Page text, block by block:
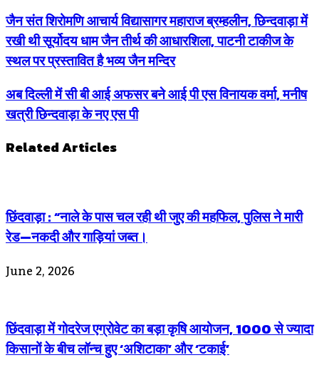
जैन संत शिरोमणि आचार्य विद्यासागर महाराज ब्रम्हलीन, छिन्दवाड़ा में
रखी थी सूर्योदय धाम जैन तीर्थ की आधारशिला, पाटनी टाकीज के
स्थल पर प्रस्तावित है भव्य जैन मन्दिर
अब दिल्ली में सी बी आई अफसर बने आई पी एस विनायक वर्मा, मनीष
खत्री छिन्दवाड़ा के नए एस पी
Related Articles
छिंदवाड़ा : “नाले के पास चल रही थी जुए की महफिल, पुलिस ने मारी
रेड—नकदी और गाड़ियां जब्त।
June 2, 2026
छिंदवाड़ा में गोदरेज एग्रोवेट का बड़ा कृषि आयोजन, 1000 से ज्यादा
किसानों के बीच लॉन्च हुए ‘अशिटाका’ और ‘टकाई’